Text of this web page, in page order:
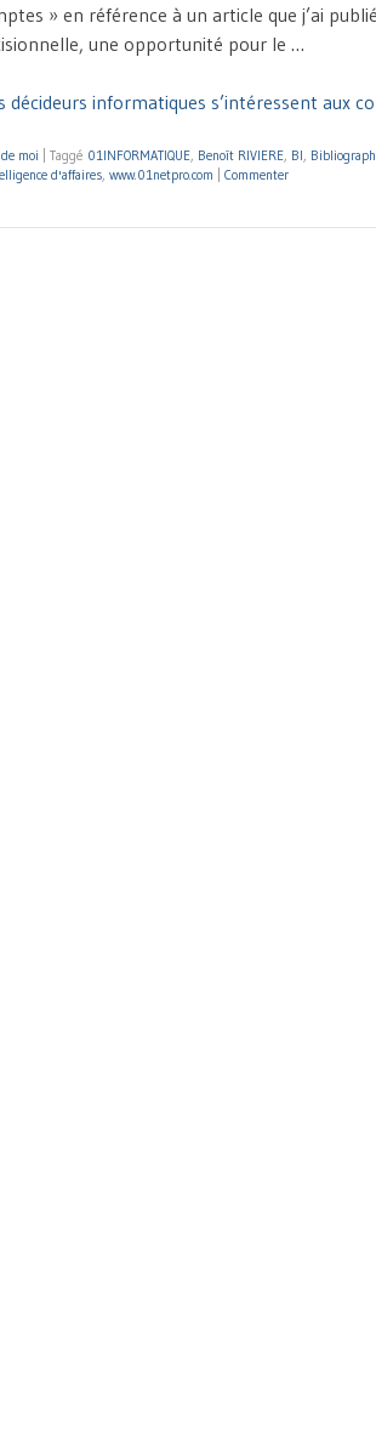
» en référence à un article que j’ai
une opportunité pour le …
décideurs informatiques s’intéressent aux
moi Taggé 01INFORMATIQUE, Benoît RIVIERE, BI,
d'affaires, www.01netpro.com Commenter